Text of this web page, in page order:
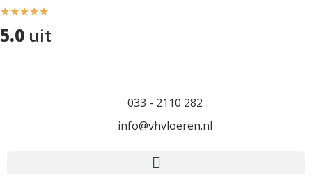
★★★★★
5.0 uit
033 - 2110 282
info@vhvloeren.nl